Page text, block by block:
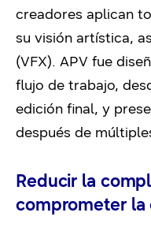
creadores aplican
su visión artística,
(VFX). APV fue
flujo de trabajo,
edición final, y
después de
Reducir la
comprometer la